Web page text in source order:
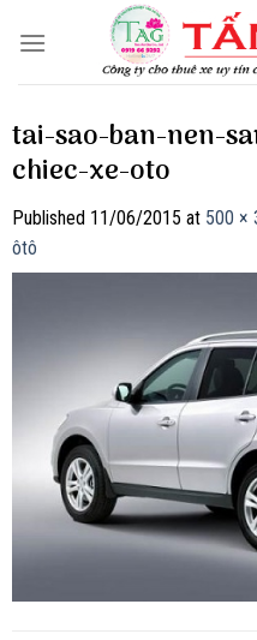
tai-sao-ban-nen-
chiec-xe-oto
Published 11/06/2015 at 500 ×
ôtô